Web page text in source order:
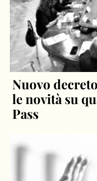
Nuovo
le novità su
Pass